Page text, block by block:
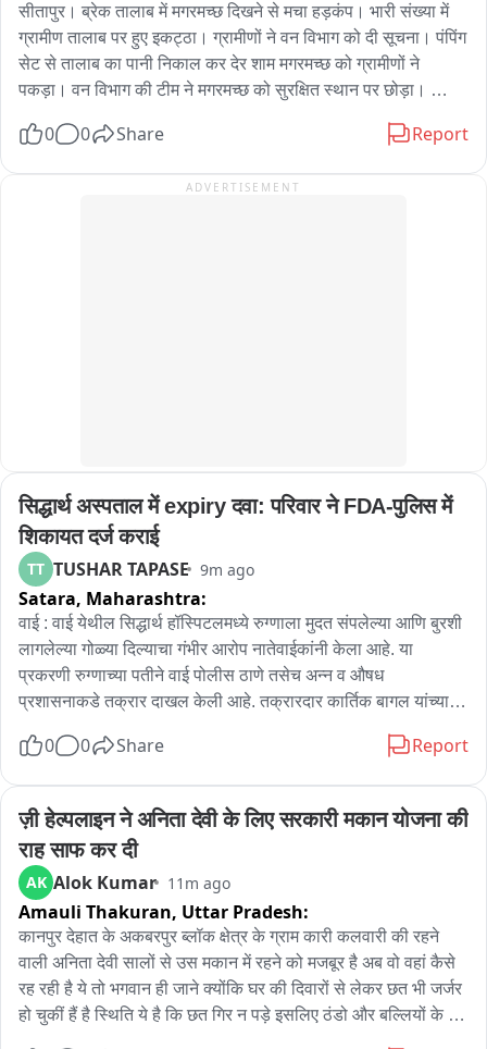
निकाला जाएगा।
सीतापुर। ब्रेक तालाब में मगरमच्छ दिखने से मचा हड़कंप। भारी संख्या में
ग्रामीण तालाब पर हुए इकट्ठा। ग्रामीणों ने वन विभाग को दी सूचना। पंपिंग
सेट से तालाब का पानी निकाल कर देर शाम मगरमच्छ को ग्रामीणों ने
पकड़ा। वन विभाग की टीम ने मगरमच्छ को सुरक्षित स्थान पर छोड़ा।
0 0 Share Report
ADVERTISEMENT
सिद्धार्थ अस्पताल में expiry दवा: परिवार ने FDA-पुलिस में
शिकायत दर्ज कराई
TT TUSHAR TAPASE 9m ago
Satara, Maharashtra:
वाई : वाई येथील सिद्धार्थ हॉस्पिटलमध्ये रुग्णाला मुदत संपलेल्या आणि बुरशी
लागलेल्या गोळ्या दिल्याचा गंभीर आरोप नातेवाईकांनी केला आहे. या
प्रकरणी रुग्णाच्या पतीने वाई पोलीस ठाणे तसेच अन्न व औषध
प्रशासनाकडे तक्रार दाखल केली आहे. तक्रारदार कार्तिक बागल यांच्या
उपचार सुरू आहेत. १ ऑगस्ट रोजी रुग्णालयातून देण्यात आलेल्या ‘Adivit
आरोप आहे. तसेच ५ ऑगस्ट रोजी रात्री औषध घेण्यापूर्वी गोळीला बुरशी
लागल्याचे आणि ती खराब झाल्याचे निदर्शनास आले, असे तक्रारीत नमूद
करण्यात आले आहे.या प्रकारानंतर नातेवाईकांनी रुग्णालयात जाऊन
संबंधित डॉक्टरांकडे जाब विचारला. त्यावेळी डॉक्टरांनी माफी मागितल्याचा
आणि यापुढे असा प्रकार होणार नाही, असे सांगून प्रकरण मिटवण्याचा
आरोप नातेवाईकांनी केला आहे.दरम्यान, रुग्णालयातून इतर रुग्णांनाही अशाच
प्रकारची औषधे दिली गेली आहेत का, याची चौकशी करण्याची मागणी
करण्यात आली आहे. या प्रकरणी वाई पोलीस आणि FDA प्रशासनाकडे
तक्रार दाखल करण्यात आली असून, संबंधित औषधांची तपासणी करून
0 0 Share Report
ज़ी हेल्पलाइन ने अनिता देवी के लिए सरकारी मकान योजना की
राह साफ कर दी
AK Alok Kumar 11m ago
Amauli Thakuran, Uttar Pradesh:
कानपुर देहात के अकबरपुर ब्लॉक क्षेत्र के ग्राम कारी कलवारी की रहने
वाली अनिता देवी सालों से उस मकान में रहने को मजबूर है अब वो वहां कैसे
रह रही है ये तो भगवान ही जाने क्योंकि घर की दिवारों से लेकर छत भी जर्जर
हो चुकीं हैं है स्थिति ये है कि छत गिर न पड़े इसलिए ठंडो और बल्लियों के